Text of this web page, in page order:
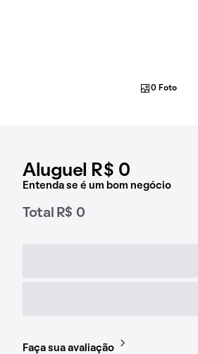
Aluguel R$ 0
Entenda se é um bom negócio
Total R$ 0
Faça sua avaliação
0 Foto